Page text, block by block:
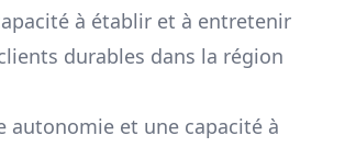
à établir et à entretenir
durables dans la région
autonomie et une capacité à